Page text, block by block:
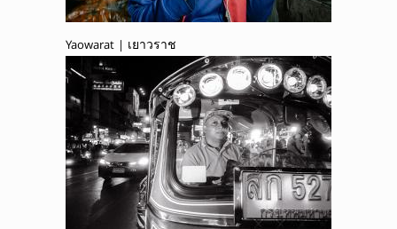
Yaowarat | เยาวราช